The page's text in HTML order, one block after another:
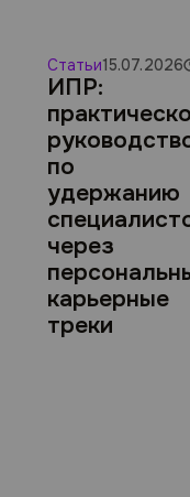
Статьи15.07.2026
ИПР:
по
удержанию
через
карьерные
треки